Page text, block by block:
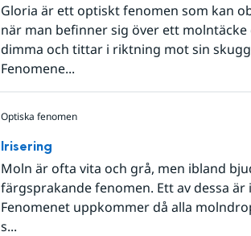
Gloria är ett optiskt fenomen som kan
när man befinner sig över ett molntäcke
dimma och tittar i riktning mot sin
Fenomene...
Optiska fenomen
Irisering
Moln är ofta vita och grå, men ibland
färgsprakande fenomen. Ett av dessa är
Fenomenet uppkommer då alla
s...